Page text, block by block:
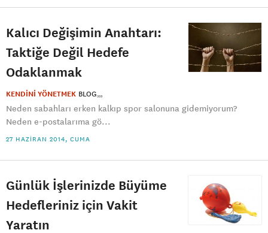
Kalıcı Değişimin Anahtarı:
Taktiğe Değil Hedefe
Odaklanmak
KENDİNİ YÖNETMEK BLOG
Neden sabahları erken kalkıp spor salonuna gidemiyorum?
Neden e-postalarıma gö...
27 HAZIRAN 2014, CUMA
Günlük İşlerinizde Büyüme
Hedefleriniz için Vakit
Yaratın